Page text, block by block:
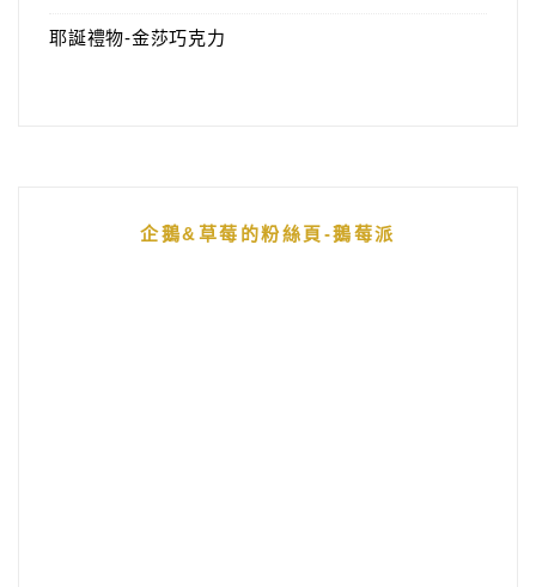
耶誕禮物-金莎巧克力
企鵝&草莓的粉絲頁-鵝莓派